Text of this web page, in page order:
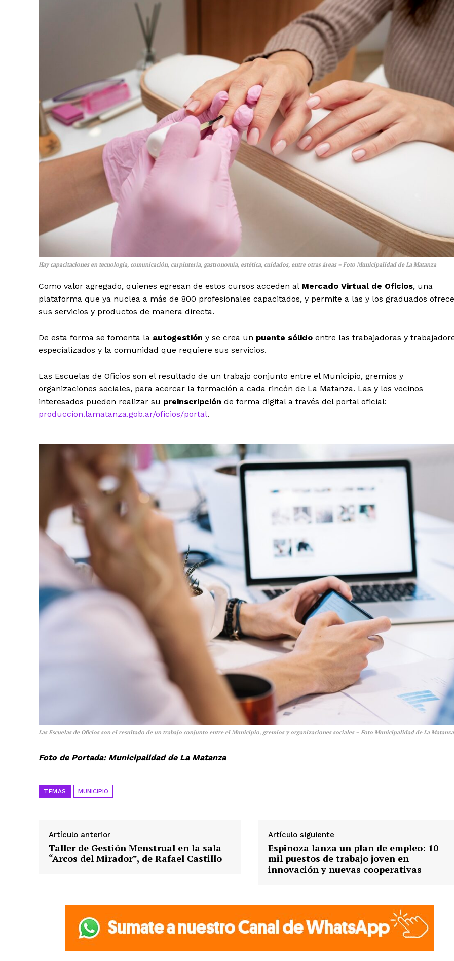
Hay capacitaciones en tecnología, comunicación, carpintería, gastronomía, estética, cuidados, entre otras áreas – Foto Municipalidad de La Matanza
Como valor agregado, quienes egresan de estos cursos acceden al Mercado Virtual de Oficios, una
plataforma que ya nuclea a más de 800 profesionales capacitados, y permite a las y los graduados
sus servicios y productos de manera directa.
De esta forma se fomenta la autogestión y se crea un puente sólido entre las trabajadoras y
especializados y la comunidad que requiere sus servicios.
Las Escuelas de Oficios son el resultado de un trabajo conjunto entre el Municipio, gremios y
organizaciones sociales, para acercar la formación a cada rincón de La Matanza. Las y los vecinos
interesados pueden realizar su preinscripción de forma digital a través del portal oficial:
produccion.lamatanza.gob.ar/oficios/portal.
Las Escuelas de Oficios son el resultado de un trabajo conjunto entre el Municipio, gremios y organizaciones sociales – Foto Municipalidad de La Matanza
Foto de Portada: Municipalidad de La Matanza
TEMAS MUNICIPIO
Artículo anterior
Taller de Gestión Menstrual en la sala
“Arcos del Mirador”, de Rafael Castillo
Artículo siguiente
Espinoza lanza un plan de empleo: 10
mil puestos de trabajo joven en
innovación y nuevas cooperativas